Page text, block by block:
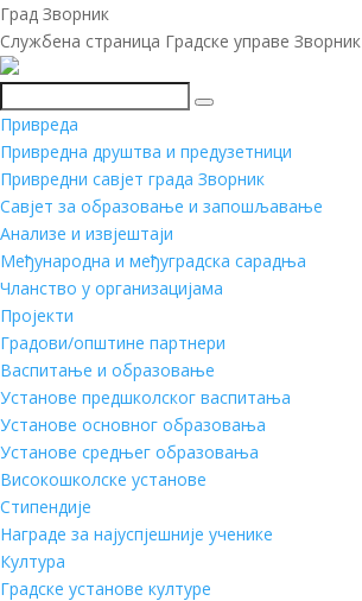
Град Зворник
Службена страница Градске управе Зворник
Претражи
Привреда
Привредна друштва и предузетници
Привредни савјет града Зворник
Савјет за образовање и запошљавање
Анализе и извјештаји
Међународна и међуградска сарадња
Чланство у организацијама
Пројекти
Градови/општине партнери
Васпитање и образовање
Установе предшколског васпитања
Установе основног образовања
Установе средњег образовања
Високошколске установе
Стипендије
Награде за најуспјешније ученике
Култура
Градске установе културе